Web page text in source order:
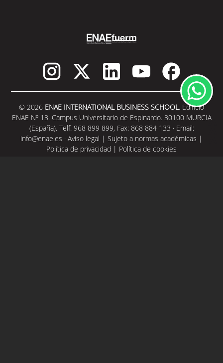
© 2026 ENAE INTERNATIONAL BUSINESS SCHOOL. Edificio
ENAE Nº 13. Campus Universitario de Espinardo. 30100 MURCIA
(España). Telf. 968 899 899, Fax: 868 884 133 · Email:
info@enae.es · Aviso legal | Sujeto a normas académicas |
Política de privacidad | Política de cookies